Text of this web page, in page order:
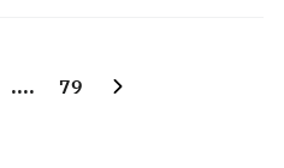
.... 79